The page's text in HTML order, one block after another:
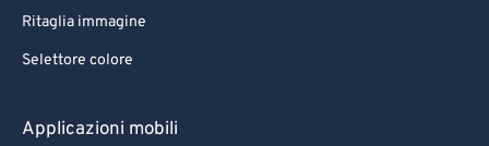
Ritaglia immagine
Selettore colore
Applicazioni mobili